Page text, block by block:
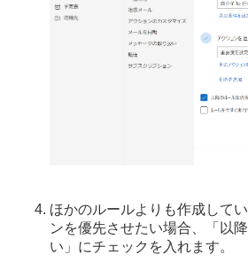
ほかのルールよりも作成して
ンを優先させたい場合、「以
い」にチェックを入れます。